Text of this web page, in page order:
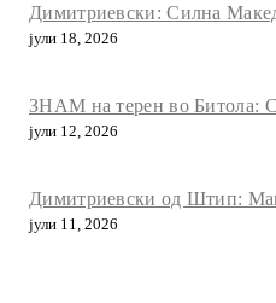
Димитриевски: Силна
јули 18, 2026
ЗНАМ на терен во Битола:
јули 12, 2026
Димитриевски од Штип:
јули 11, 2026